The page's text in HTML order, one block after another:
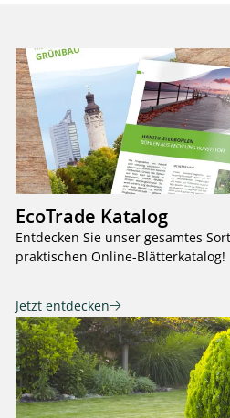
EcoTrade Katalog
Entdecken Sie unser gesamtes
praktischen Online-Blätterkatalog!
Jetzt entdecken